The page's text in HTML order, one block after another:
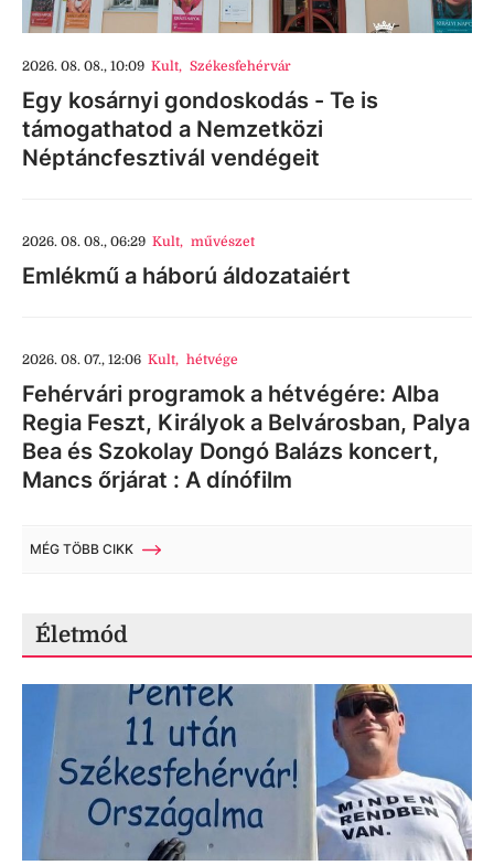
2026. 08. 08., 10:09 Kult, Székesfehérvár
Egy kosárnyi gondoskodás - Te is
támogathatod a Nemzetközi
Néptáncfesztivál vendégeit
2026. 08. 08., 06:29 Kult, művészet
Emlékmű a háború áldozataiért
2026. 08. 07., 12:06 Kult, hétvége
Fehérvári programok a hétvégére: Alba
Regia Feszt, Királyok a Belvárosban, Palya
Bea és Szokolay Dongó Balázs koncert,
Mancs őrjárat : A dínófilm
MÉG TÖBB CIKK
Életmód